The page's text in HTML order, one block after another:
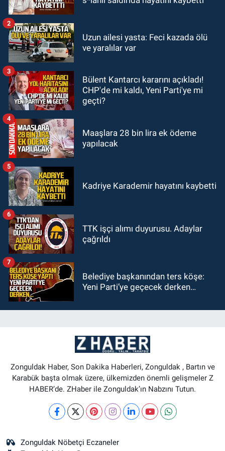
Kongrede dostluk mesajları
18:36AK Parti teşkilatları
GÜNDEM
18:18Gurbetçi Elmaslar
Zonguldakspor’a destek oldu
Uzun ailesi yasta: Feci kazada ölü
ve yaralılar var
2
Bülent Kantarcı kararını açıkladı!
CHP'de mi kaldı, Yeni Parti'ye mi
geçti?
3
Maaşlara 28 bin lira ek ödeme
yapılacak
4
Kadriye Karademir hayatını kaybetti
5
TTK işçi alımı duyurusu. Adaylar
çağrıldı
6
Belediye başkanından ters köşe:
Yeni Parti’ye geçecek derken…
7
Zonguldak Haber, Son Dakika Haberleri, Zonguldak , Bartın ve
Karabük başta olmak üzere, ülkemizden önemli gelişmeler Z
HABER’de. ZHaber ile Zonguldak’ın Nabzını Tutun.
Zonguldak Nöbetçi Eczaneler